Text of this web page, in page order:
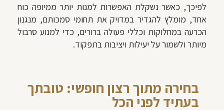
לפיכך, כאשר נשקלת האפשרות למנות יותר ממיופה כוח
אחד, מומלץ להגדיר במדויק את תחומי סמכותם, מנגנון
הכרעה במחלוקות וכללי פעולה ברורים, כדי למנוע סרבול
מיותר ולשמור על יעילות ויציבות בתפקוד.
בחירה מתוך רצון חופשי: טובתך
בעתיד לפני הכל